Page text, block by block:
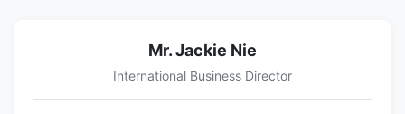
Mr. Jackie Nie
International Business Director